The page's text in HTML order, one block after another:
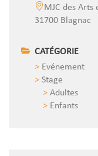
MJC des Arts
31700 Blagnac
CATÉGORIE
Evénement
Stage
Adultes
Enfants